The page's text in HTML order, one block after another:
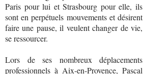
Paris pour lui et Strasbourg pour elle, ils
sont en perpétuels mouvements et désirent
faire une pause, il veulent changer de vie,
se ressourcer.
Lors de ses nombreux déplacements
professionnels à Aix-en-Provence, Pascal